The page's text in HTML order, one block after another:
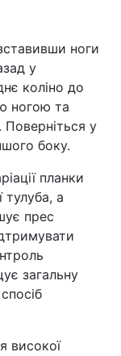
ноги
у
коліно до
ногою та
Поверніться у
боку.
планки
тулуба, а
прес
загальну
високої